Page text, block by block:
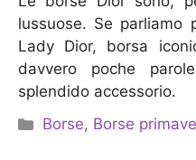
lussuose. Se
Lady Dior, borsa
davvero poche
splendido accessorio.
Categorie
Borse, Borse